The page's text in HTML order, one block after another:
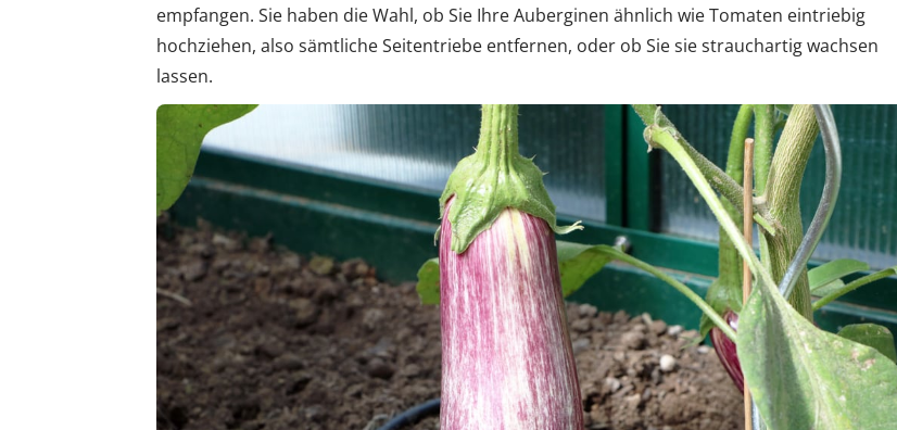
empfangen. Sie haben die Wahl, ob Sie Ihre Auberginen ähnlich wie Tomaten eintriebig
hochziehen, also sämtliche Seitentriebe entfernen, oder ob Sie sie strauchartig wachsen
lassen.